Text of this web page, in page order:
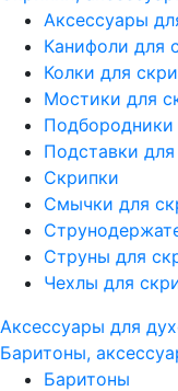
Аксессуары
Канифоли для
Колки для
Мостики для
Подбородники
Подставки
Скрипки
Смычки для
Струны для
Чехлы для
Аксессуары для
Баритоны,
Баритоны